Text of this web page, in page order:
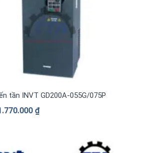
tần INVT GD200A-055G/075P-4 3 pha 380V
₫